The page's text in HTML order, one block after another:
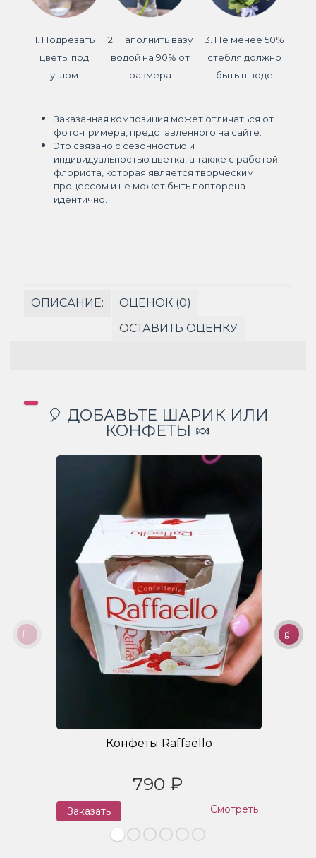
1. Подрезать
цветы под
углом
2. Наполнить вазу
водой на 90% от
размера
3. Не менее 50%
стебля должно
быть в воде
Заказанная композиция может отличаться от
фото-примера, представленного на сайте.
Это связано с сезонностью и
индивидуальностью цветка, а также с работой
флориста, которая является творческим
процессом и не может быть повторена
идентично.
ОПИСАНИЕ:
ОЦЕНОК (0)
ОСТАВИТЬ ОЦЕНКУ
🎈 ДОБАВЬТЕ ШАРИК ИЛИ
КОНФЕТЫ 🍬
Конфеты Raffaello
790 ₽
Заказать Смотреть